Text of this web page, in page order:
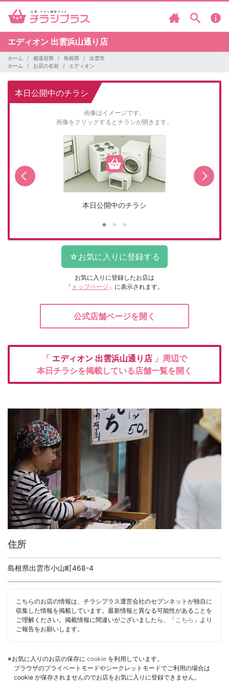
エディオン 出雲浜山通り店
ホーム 都道府県 島根県
出雲市
ホーム
お店の名前 エディオン
本日公開中のチラシ
画像はイメージです。
画像をクリックするとチラシが開きます。
本日公開中のチラシ
お気に入りに登録したお店は
「 トップページ 」に表示されます。
公式店舗ページを開く
「 エディオン 出雲浜山通り店 」周辺で
本日チラシを掲載している店舗一覧を開く
住所
島根県出雲市小山町468-4
こちらのお店の情報は、チラシプラス運営会社のセブンネットが独自に
収集した情報を掲載しています。最新情報と異なる可能性があることを
ご理解ください。掲載情報に間違いがございましたら、「 こちら 」より
ご報告をお願いします。
※お気に入りのお店の保存に cookie を利用しています。
ブラウザのプライベートモードやシークレットモードでご利用の場合は
cookie が保存されませんのでお店をお気に入りに登録できません。